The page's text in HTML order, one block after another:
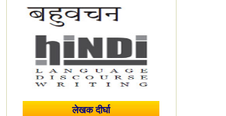
लेखक दीर्घा